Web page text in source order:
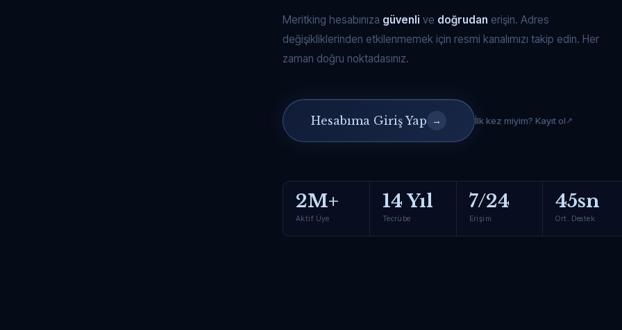
Meritking hesabınıza güvenli ve doğrudan erişin. Adres
değişikliklerinden etkilenmemek için resmi kanalımızı takip edin. Her
zaman doğru noktadasınız.
Hesabıma Giriş Yap → İlk kez miyim? Kayıt ol
2M+
Aktif Üye
14 Yıl
Tecrübe
7/24
Erişim
45sn
Ort. Destek